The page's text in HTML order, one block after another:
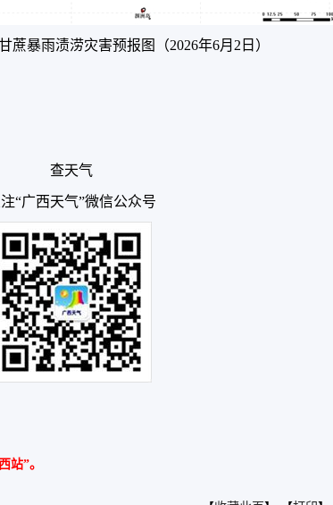
雨渍涝灾害预报图（2026年6月2日）
查天气
“广西天气”微信公众号
站”。